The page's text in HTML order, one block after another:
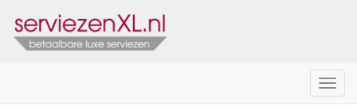
Menu